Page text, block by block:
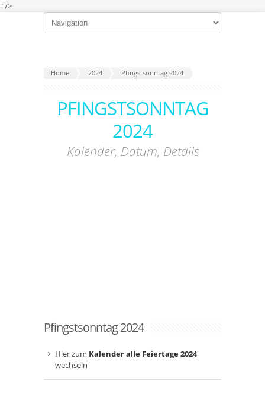
" />
Home 2024 Pfingstsonntag 2024
PFINGSTSONNTAG
2024
Kalender, Datum, Details
Pfingstsonntag 2024
Hier zum Kalender alle Feiertage 2024
wechseln